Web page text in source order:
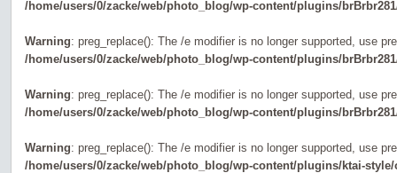
/home/users/0/zacke/web/photo_blog/wp-content/plugins/
Warning: preg_replace(): The /e modifier is no longer supported, use
/home/users/0/zacke/web/photo_blog/wp-content/plugins/
Warning: preg_replace(): The /e modifier is no longer supported, use
/home/users/0/zacke/web/photo_blog/wp-content/plugins/
Warning: preg_replace(): The /e modifier is no longer supported, use
/home/users/0/zacke/web/photo_blog/wp-content/plugins/ktai-